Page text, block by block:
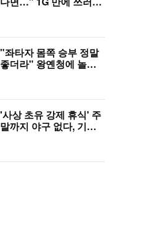
"좌타자 몸쪽 승부 정말
좋더라" 왕옌청에 놀란
위 좋아지고 안정감 생겼
다" [오!쎈 대구]
'사상 초유 강제 휴식' 주
말까지 야구 없다, 기록
시 개시 [공식발표]